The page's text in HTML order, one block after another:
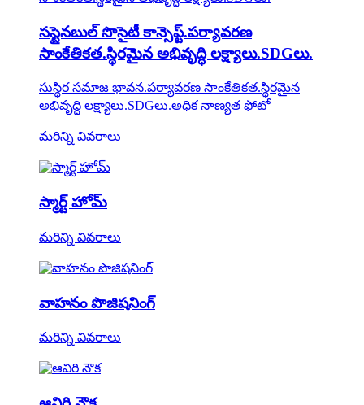
సస్టైనబుల్ సొసైటీ కాన్సెప్ట్.పర్యావరణ
సాంకేతికత.స్థిరమైన అభివృద్ధి లక్ష్యాలు.SDGలు.
సుస్థిర సమాజ భావన.పర్యావరణ సాంకేతికత.స్థిరమైన
అభివృద్ధి లక్ష్యాలు.SDGలు.అధిక నాణ్యత ఫోటో
మరిన్ని వివరాలు
స్మార్ట్ హోమ్
మరిన్ని వివరాలు
వాహనం పొజిషనింగ్
మరిన్ని వివరాలు